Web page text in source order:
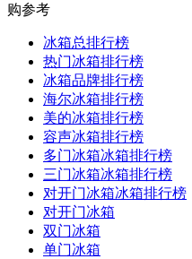
购参考
冰箱总排行榜
热门冰箱排行榜
冰箱品牌排行榜
海尔冰箱排行榜
美的冰箱排行榜
容声冰箱排行榜
多门冰箱冰箱排行榜
三门冰箱冰箱排行榜
对开门冰箱冰箱排行榜
对开门冰箱
双门冰箱
单门冰箱